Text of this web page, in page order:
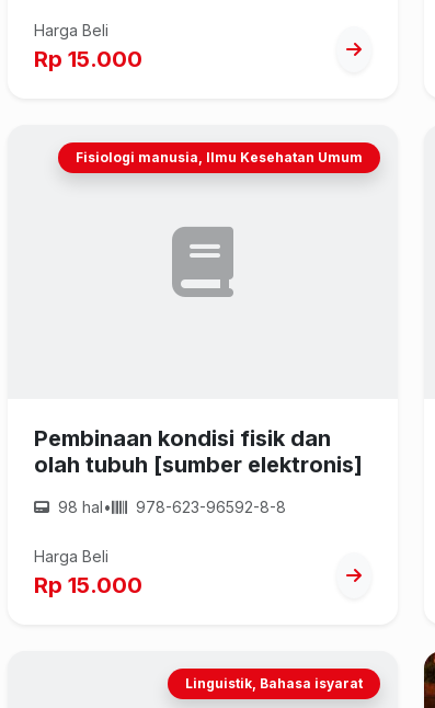
Harga Beli
Rp 15.000
Fisiologi manusia, Ilmu Kesehatan Umum
Pembinaan kondisi fisik dan
olah tubuh [sumber elektronis]
98 hal• 978-623-96592-8-8
Harga Beli
Rp 15.000
Linguistik, Bahasa isyarat